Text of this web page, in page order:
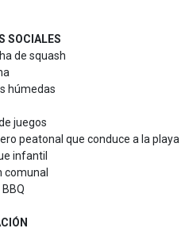
SOCIALES
de squash
húmedas
juegos
peatonal que conduce a la playa
infantil
comunal
BBQ